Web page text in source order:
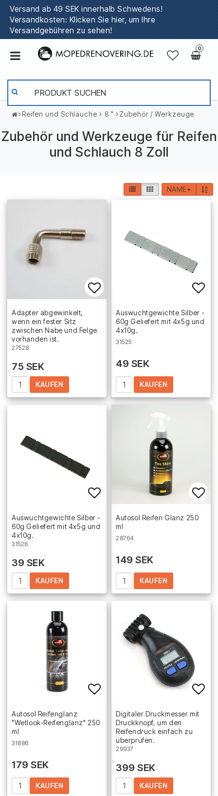
Versand ab 49 SEK innerhalb Schwedens!
Versandkosten: Klicken Sie hier, um Ihre
Versandgebühren zu sehen!
0
Reifen und Schläuche 8 " Zubehör / Werkzeuge
Zubehör und Werkzeuge für Reifen
und Schlauch 8 Zoll
NAME
Add to list of favorites
Adapter abgewinkelt,
wenn ein fester Sitz
zwischen Nabe und Felge
vorhanden ist.
27528
75 SEK
KAUFEN
Auswuchtgewichte Silber -
60g Geliefert mit 4x5g und
4x10g.
31525
49 SEK
KAUFEN
Add to list of favorites
Auswuchtgewichte Silber -
60g Geliefert mit 4x5g und
4x10g.
31526
39 SEK
KAUFEN
Autosol Reifen Glanz 250
ml
28764
149 SEK
KAUFEN
Add to list of favorites
Autosol Reifenglanz
"Wetlook-Reifenglanz" 250
ml
31886
179 SEK
KAUFEN
Digitaler Druckmesser mit
Druckknopf, um den
Reifendruck einfach zu
überprüfen.
29937
399 SEK
KAUFEN